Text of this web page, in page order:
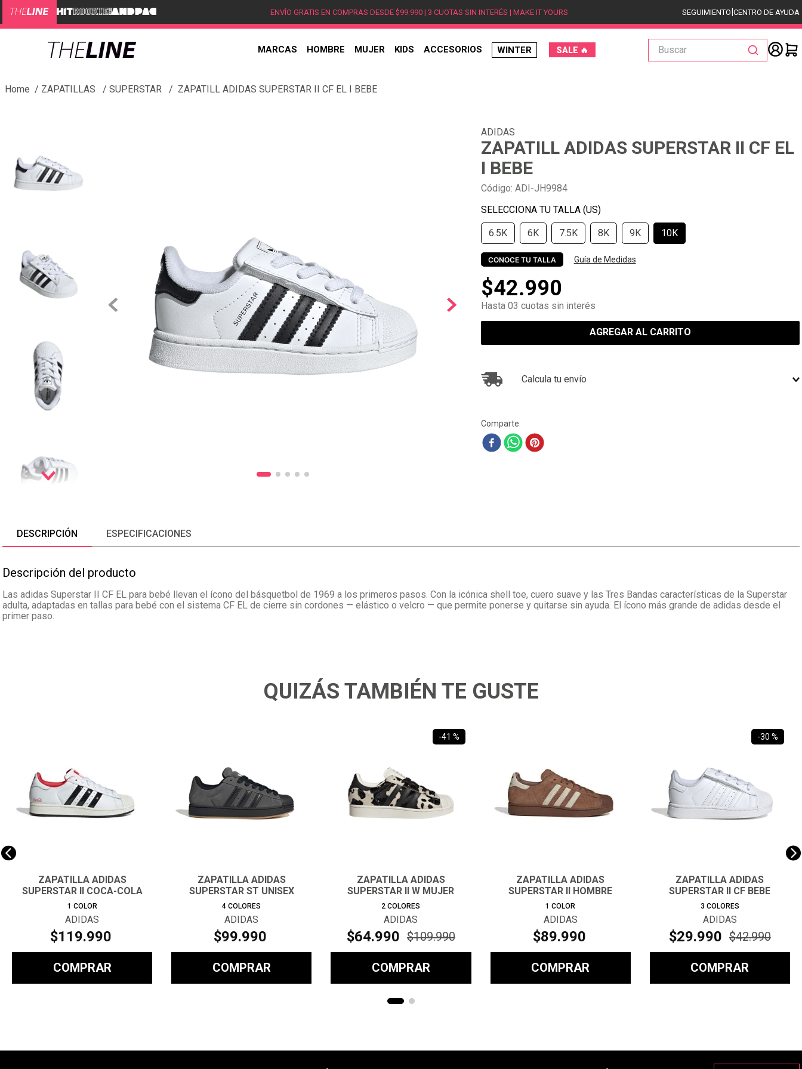
ENVÍO GRATIS EN COMPRAS DESDE $99.990 | 3 CUOTAS SIN INTERÉS | MAKE IT YOURS SEGUIMIENTO|CENTRO DE AYUDA
MARCAS HOMBRE MUJER KIDS ACCESORIOS WINTER SALE 🔥
Buscar
ZAPATILLAS SUPERSTAR ZAPATILL ADIDAS SUPERSTAR II CF EL I BEBE
ADIDAS
ZAPATILL ADIDAS SUPERSTAR II CF EL
I BEBE
Código: ADI-JH9984
6.5K 6K 7.5K 8K 9K 10K
CONOCE TU TALLA Guía de Medidas
$42.990
Hasta 03 cuotas sin interés
AGREGAR AL CARRITO
Calcula tu envío
Comparte
DESCRIPCIÓN ESPECIFICACIONES
Descripción del producto
Las adidas Superstar II CF EL para bebé llevan el ícono del básquetbol de 1969 a los primeros pasos. Con la icónica shell toe, cuero suave y las Tres Bandas características de la Superstar
adulta, adaptadas en tallas para bebé con el sistema CF EL de cierre sin cordones — elástico o velcro — que permite ponerse y quitarse sin ayuda. El ícono más grande de adidas desde el
primer paso.
QUIZÁS TAMBIÉN TE GUSTE
ZAPATILLA ADIDAS
SUPERSTAR II COCA-COLA
UNISEX
1 COLOR
ADIDAS
$119.990
COMPRAR
ZAPATILLA ADIDAS
SUPERSTAR ST UNISEX
4 COLORES
ADIDAS
$99.990
COMPRAR
-41 %
ZAPATILLA ADIDAS
SUPERSTAR II W MUJER
2 COLORES
ADIDAS
$64.990 $109.990
COMPRAR
ZAPATILLA ADIDAS
SUPERSTAR II HOMBRE
1 COLOR
ADIDAS
$89.990
COMPRAR
-30 %
ZAPATILLA ADIDAS
SUPERSTAR II CF BEBE
3 COLORES
ADIDAS
$29.990 $42.990
COMPRAR